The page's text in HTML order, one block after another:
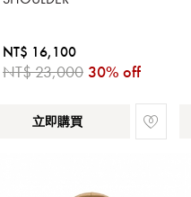
NT$ 16,100
NT$ 23,000 30% off
立即購買